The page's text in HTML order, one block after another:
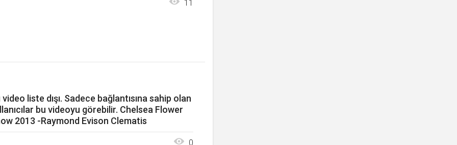
11
video liste dışı. Sadece bağlantısına sahip olan
bu videoyu görebilir. Chelsea Flower
2013 -Raymond Evison Clematis
0